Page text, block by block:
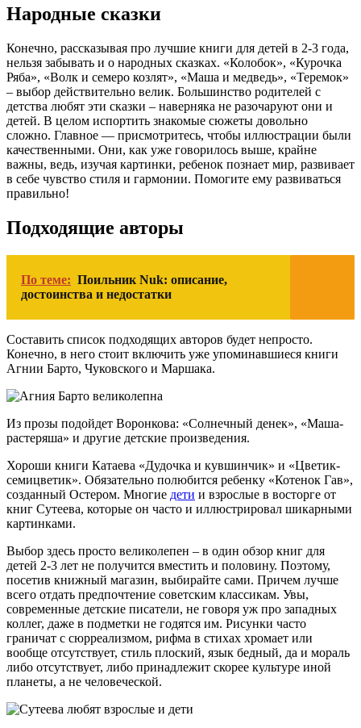
Народные сказки
Конечно, рассказывая про лучшие книги для детей в 2-3 года,
нельзя забывать и о народных сказках. «Колобок», «Курочка
Ряба», «Волк и семеро козлят», «Маша и медведь», «Теремок»
– выбор действительно велик. Большинство родителей с
детства любят эти сказки – наверняка не разочаруют они и
детей. В целом испортить знакомые сюжеты довольно
сложно. Главное — присмотритесь, чтобы иллюстрации были
качественными. Они, как уже говорилось выше, крайне
важны, ведь, изучая картинки, ребенок познает мир, развивает
в себе чувство стиля и гармонии. Помогите ему развиваться
правильно!
Подходящие авторы
По теме: Поильник Nuk: описание,
достоинства и недостатки
Составить список подходящих авторов будет непросто.
Конечно, в него стоит включить уже упоминавшиеся книги
Агнии Барто, Чуковского и Маршака.
Из прозы подойдет Воронкова: «Солнечный денек», «Маша-
растеряша» и другие детские произведения.
Хороши книги Катаева «Дудочка и кувшинчик» и «Цветик-
семицветик». Обязательно полюбится ребенку «Котенок Гав»,
созданный Остером. Многие дети и взрослые в восторге от
книг Сутеева, которые он часто и иллюстрировал шикарными
картинками.
Выбор здесь просто великолепен – в один обзор книг для
детей 2-3 лет не получится вместить и половину. Поэтому,
посетив книжный магазин, выбирайте сами. Причем лучше
всего отдать предпочтение советским классикам. Увы,
современные детские писатели, не говоря уж про западных
коллег, даже в подметки не годятся им. Рисунки часто
граничат с сюрреализмом, рифма в стихах хромает или
вообще отсутствует, стиль плоский, язык бедный, да и мораль
либо отсутствует, либо принадлежит скорее культуре иной
планеты, а не человеческой.